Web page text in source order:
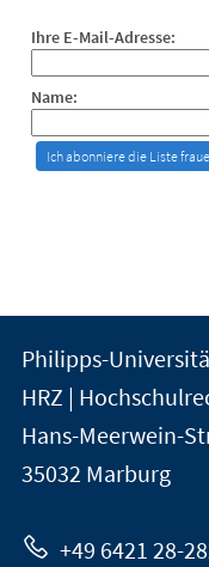
Ihre E-Mail-Adresse:
Name:
Kontakt
und
zur
Website
der
Universität
Marburg
Philipps-
HRZ |
Hans-Meerwein-
35032 Marburg
+49 6421 28-